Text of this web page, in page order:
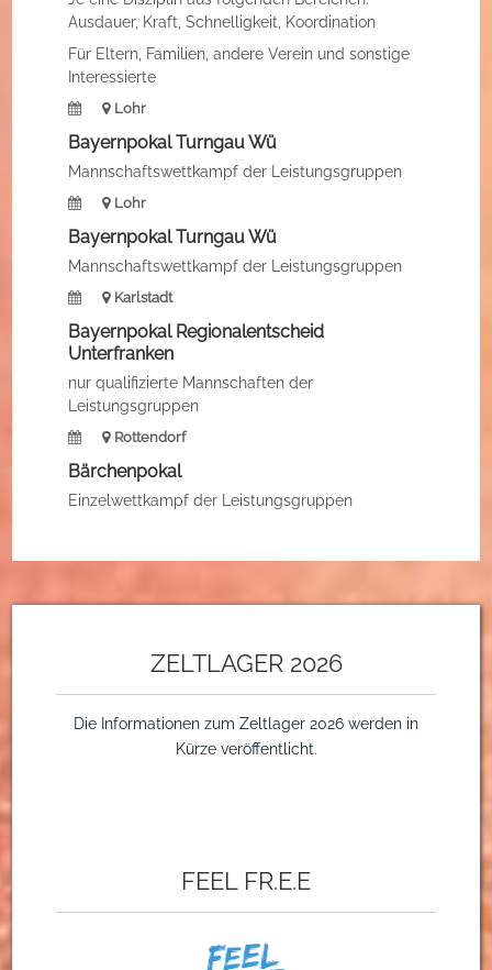
Ausdauer, Kraft, Schnelligkeit, Koordination
Für Eltern, Familien, andere Verein und sonstige
Interessierte
Lohr
Bayernpokal Turngau Wü
Mannschaftswettkampf der Leistungsgruppen
Lohr
Bayernpokal Turngau Wü
Mannschaftswettkampf der Leistungsgruppen
Karlstadt
Bayernpokal Regionalentscheid
Unterfranken
nur qualifizierte Mannschaften der
Leistungsgruppen
Rottendorf
Bärchenpokal
Einzelwettkampf der Leistungsgruppen
ZELTLAGER 2026
Die Informationen zum Zeltlager 2026 werden in
Kürze veröffentlicht.
FEEL FR.E.E